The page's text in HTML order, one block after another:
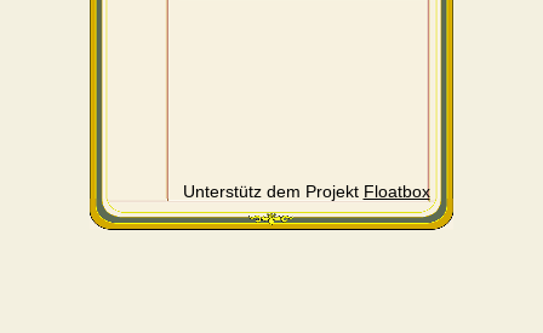
Unterstütz dem Projekt Floatbox